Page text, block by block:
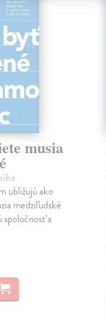
musia
ubližujú ako
medziľudské
spoločnosť a